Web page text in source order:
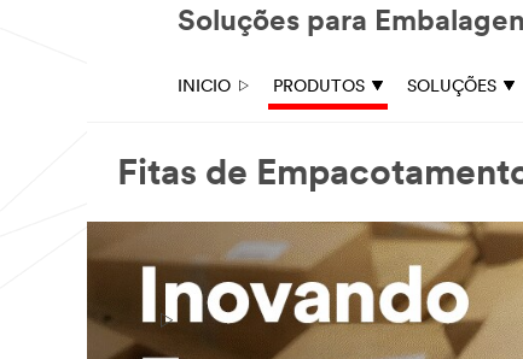
Soluções para
INICIO PRODUTOS SOLUÇÕES
Fitas de